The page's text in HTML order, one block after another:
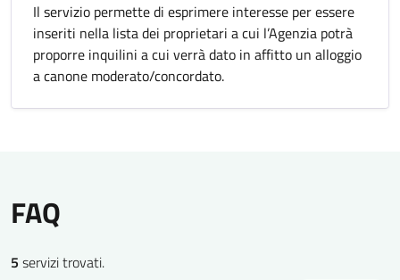
Il servizio permette di esprimere interesse per essere
inseriti nella lista dei proprietari a cui l’Agenzia potrà
proporre inquilini a cui verrà dato in affitto un alloggio
a canone moderato/concordato.
FAQ
5 servizi trovati.